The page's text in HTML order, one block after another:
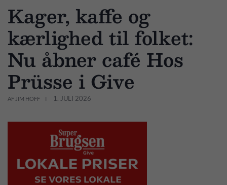
Kager, kaffe og
kærlighed til folket:
Nu åbner café Hos
Prüsse i Give
AF JIM HOFF 1. JULI 2026